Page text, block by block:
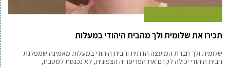
12 ביולי 2015 כתב אורח
תכירו את שלומית ולך מהבית היהודי במעלות
שלומית ולך חברת המועצה הדתית והבית היהודי במעלות מאמינה שמפלגת
הבית היהודי יכולה לקדם את הפריפריה הצפונית, לא נכנסת למטבח,